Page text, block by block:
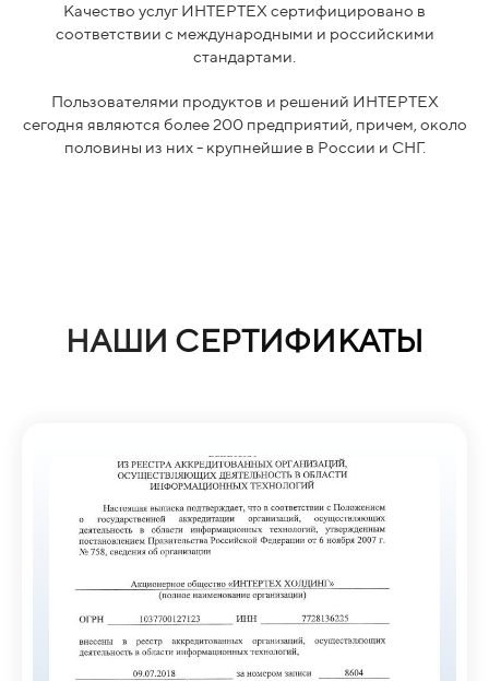
Качество услуг ИНТЕРТЕХ сертифицировано в
соответствии с международными и российскими
стандартами.
Пользователями продуктов и решений ИНТЕРТЕХ
сегодня являются более 200 предприятий, причем, около
половины из них - крупнейшие в России и СНГ.
НАШИ СЕРТИФИКАТЫ